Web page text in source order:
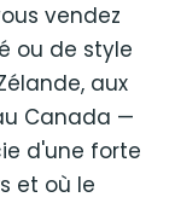
vendez
ou de style
aux
Canada —
d'une forte
et où le